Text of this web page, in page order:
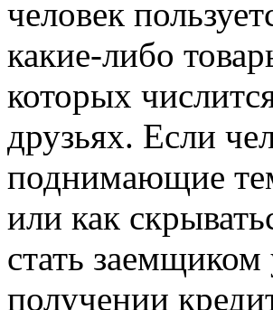
человек
какие-либо
которых
друзьях. Если
поднимающие
или как
стать заемщиком
получении